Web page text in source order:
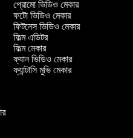
প্রোমো ভিডিও মেকার
ফটো ভিডিও মেকার
ফিটনেস ভিডিও মেকার
ফিল্ম এডিটর
ফিল্ম মেকার
ফ্যান ভিডিও মেকার
ফ্যান্টাসি মুভি মেকার